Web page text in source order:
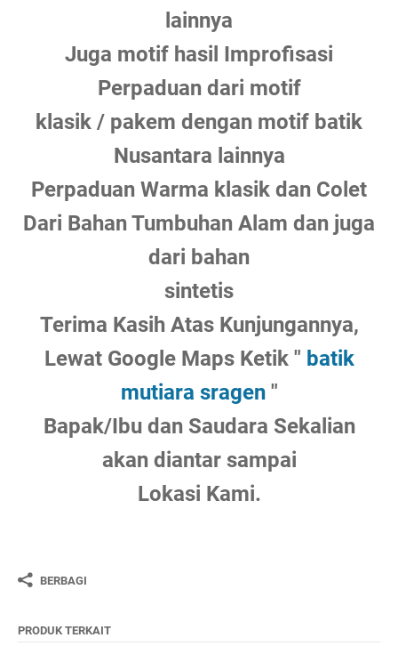
lainnya
Juga motif hasil Improfisasi
Perpaduan dari motif
klasik / pakem dengan motif batik
Nusantara lainnya
Perpaduan Warma klasik dan Colet
Dari Bahan Tumbuhan Alam dan juga
dari bahan
sintetis
Terima Kasih Atas Kunjungannya,
Lewat Google Maps Ketik " batik
mutiara sragen"
Bapak/Ibu dan Saudara Sekalian
akan diantar sampai
Lokasi Kami.
BERBAGI
PRODUK TERKAIT